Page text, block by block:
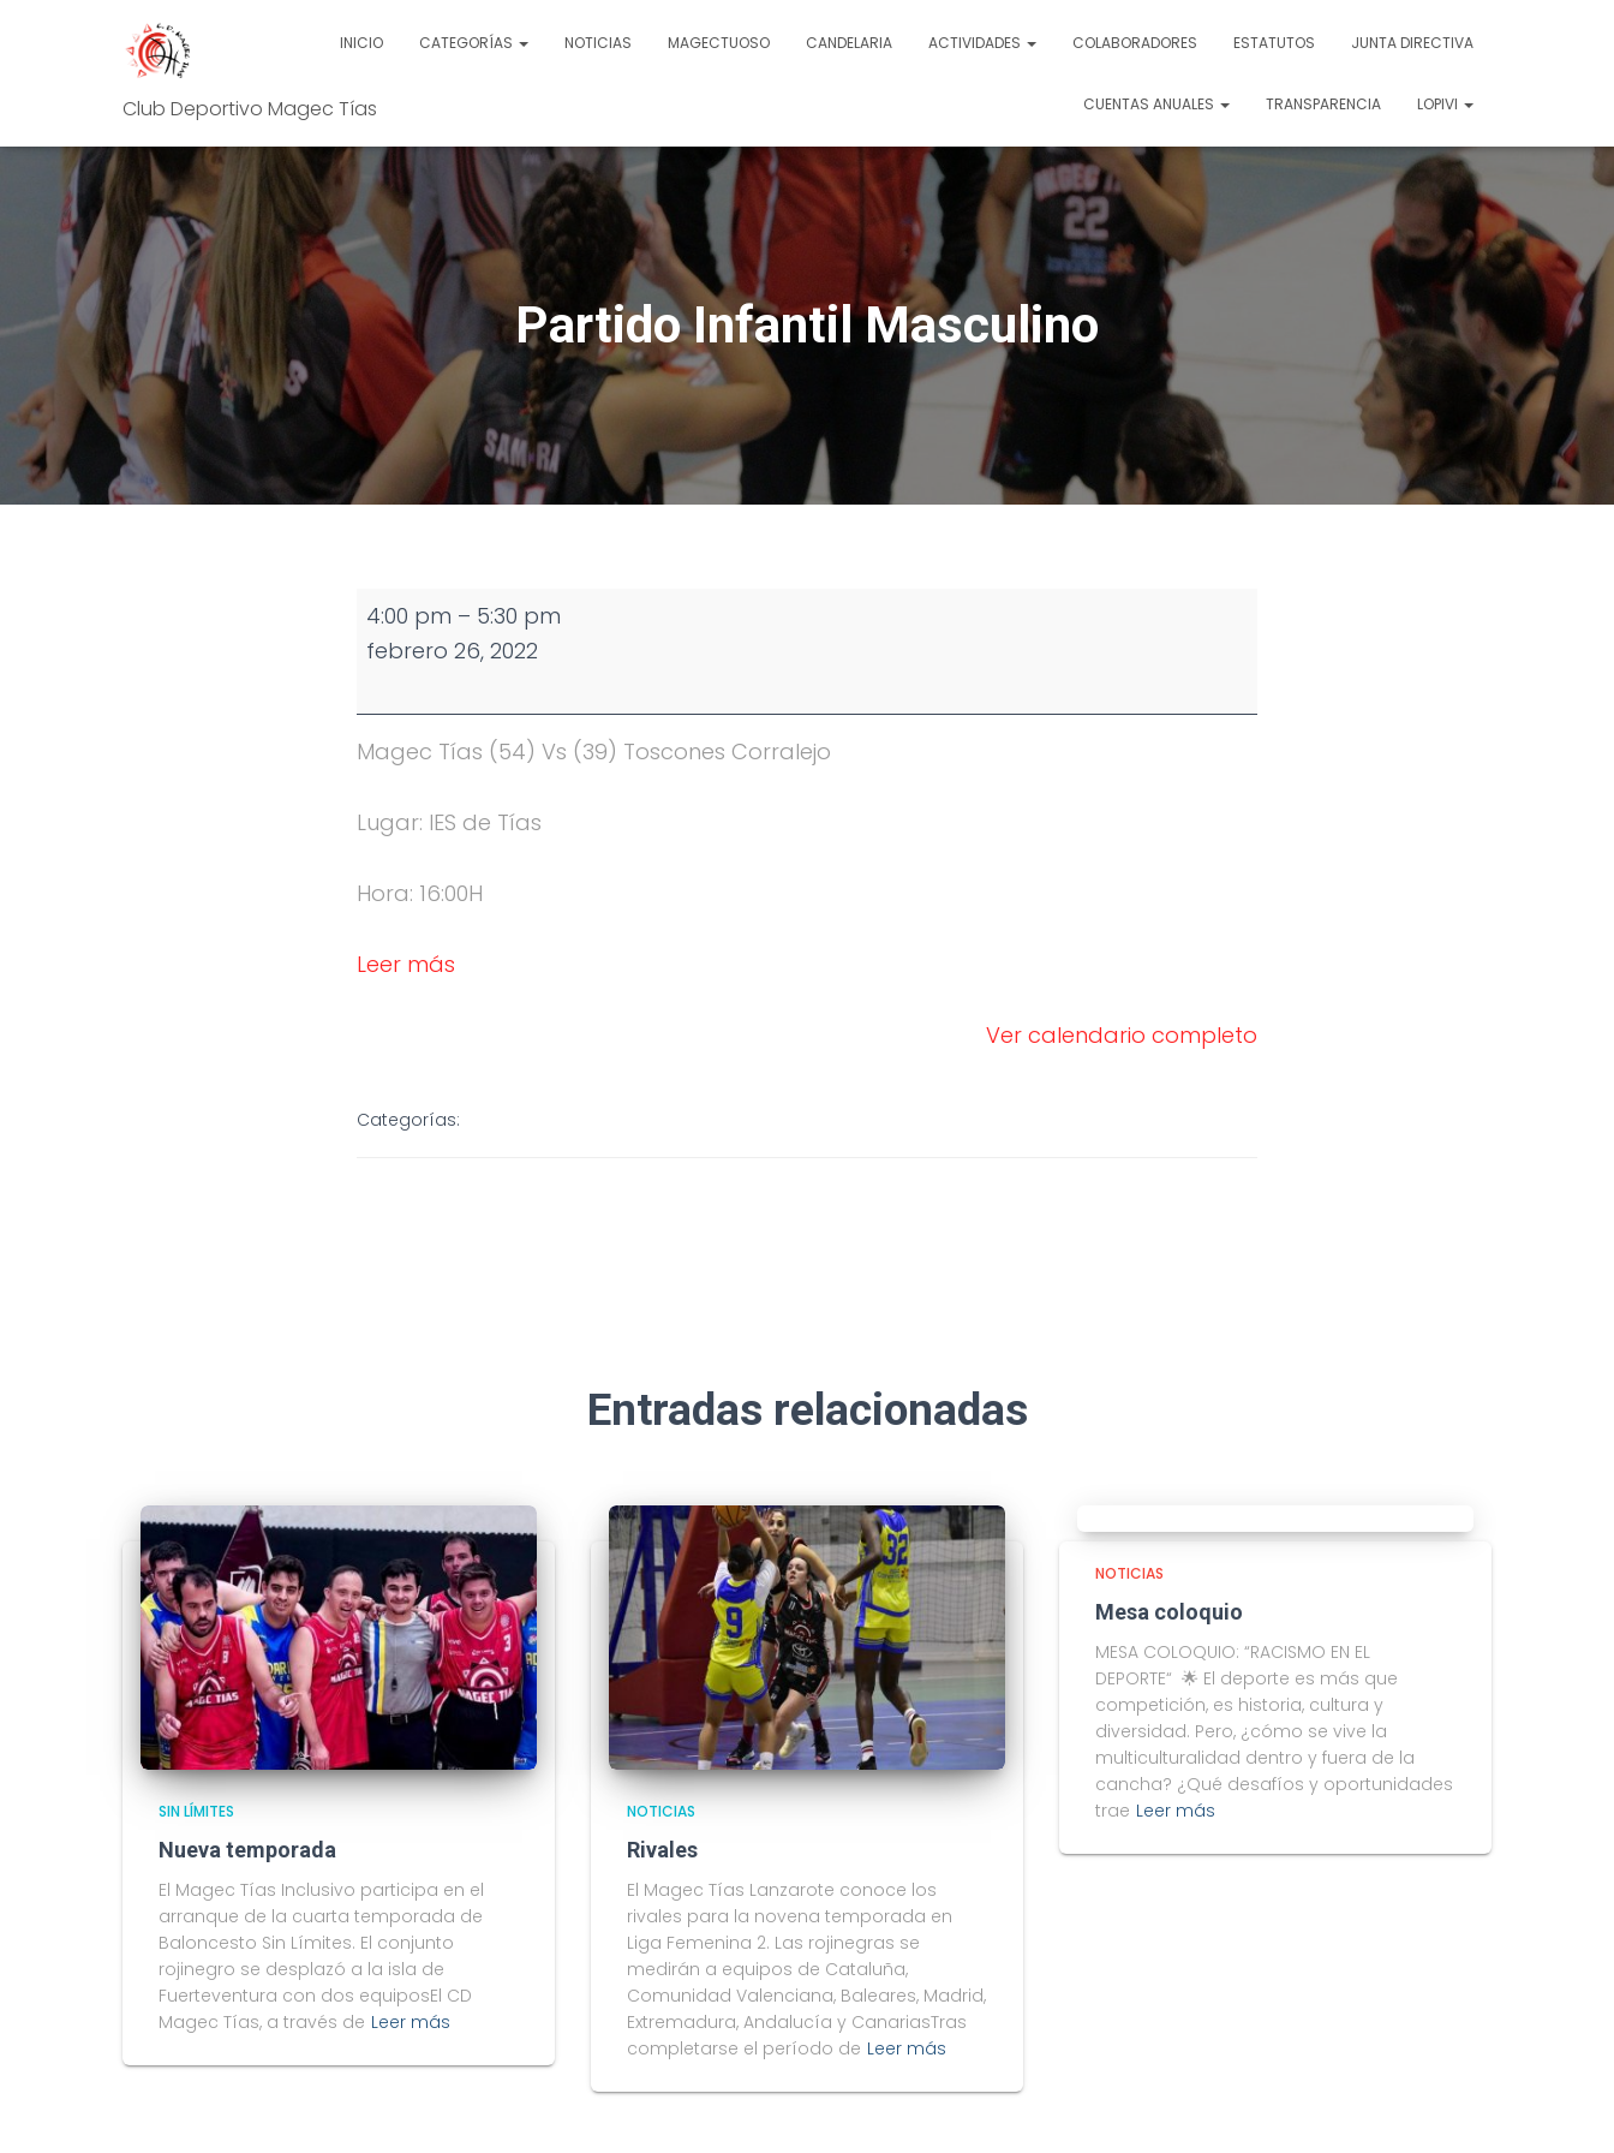
Club Deportivo Magec Tías
INICIO CATEGORÍAS NOTICIAS MAGECTUOSO CANDELARIA ACTIVIDADES COLABORADORES ESTATUTOS JUNTA DIRECTIVA
CUENTAS ANUALES TRANSPARENCIA LOPIVI
Partido Infantil Masculino
Partido
Infantil
4:00 pm – 5:30 pm
febrero 26, 2022
Magec Tías (54) Vs (39) Toscones Corralejo
Lugar: IES de Tías
Hora: 16:00H
Leer más
Ver calendario completo
Categorías:
Entradas relacionadas
SIN LÍMITES
Nueva temporada
El Magec Tías Inclusivo participa en el
arranque de la cuarta temporada de
Baloncesto Sin Límites. El conjunto
rojinegro se desplazó a la isla de
Fuerteventura con dos equiposEl CD
Magec Tías, a través de Leer más
NOTICIAS
Rivales
El Magec Tías Lanzarote conoce los
rivales para la novena temporada en
Liga Femenina 2. Las rojinegras se
medirán a equipos de Cataluña,
Comunidad Valenciana, Baleares, Madrid,
Extremadura, Andalucía y CanariasTras
completarse el período de Leer más
NOTICIAS
Mesa coloquio
MESA COLOQUIO: “RACISMO EN EL
DEPORTE“ 🌟 El deporte es más que
competición, es historia, cultura y
diversidad. Pero, ¿cómo se vive la
multiculturalidad dentro y fuera de la
cancha? ¿Qué desafíos y oportunidades
trae Leer más